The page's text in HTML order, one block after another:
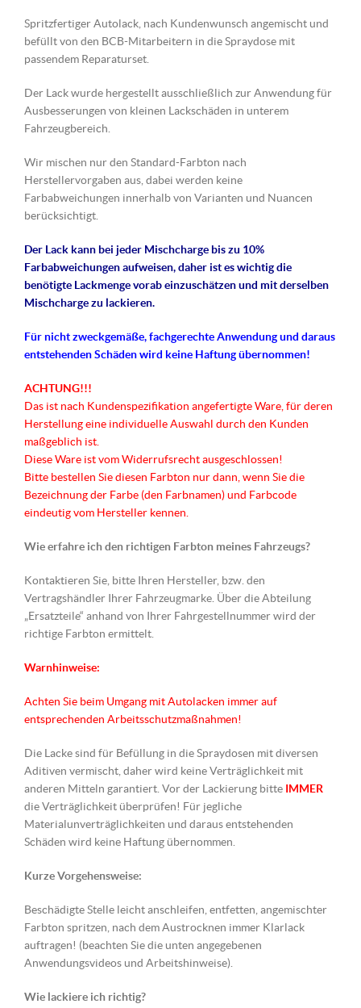
Spritzfertiger Autolack, nach Kundenwunsch angemischt und
befüllt von den BCB-Mitarbeitern in die Spraydose mit
passendem Reparaturset.
Der Lack wurde hergestellt ausschließlich zur Anwendung für
Ausbesserungen von kleinen Lackschäden in unterem
Fahrzeugbereich.
Wir mischen nur den Standard-Farbton nach
Herstellervorgaben aus, dabei werden keine
Farbabweichungen innerhalb von Varianten und Nuancen
berücksichtigt.
Der Lack kann bei jeder Mischcharge bis zu 10%
Farbabweichungen aufweisen, daher ist es wichtig die
benötigte Lackmenge vorab einzuschätzen und mit derselben
Mischcharge zu lackieren.
Für nichtzweckgemäße, fachgerechte Anwendung und daraus
entstehenden Schäden wird keine Haftung übernommen!
ACHTUNG!!!
Das ist nach Kundenspezifikation angefertigte Ware, für deren
Herstellung eine individuelle Auswahl durch den Kunden
maßgeblich ist.
Diese Ware ist vom Widerrufsrecht ausgeschlossen!
Bitte bestellen Sie diesen Farbton nur dann, wenn Sie die
Bezeichnung der Farbe (den Farbnamen) und Farbcode
eindeutig vom Hersteller kennen.
Wie erfahre ich den richtigen Farbton meines Fahrzeugs?
Kontaktieren Sie, bitte Ihren Hersteller, bzw. den
Vertragshändler Ihrer Fahrzeugmarke. Über die Abteilung
„Ersatzteile“ anhand von Ihrer Fahrgestellnummer wird der
richtige Farbton ermittelt.
Warnhinweise:
Achten Sie beim Umgang mit Autolacken immer auf
entsprechenden Arbeitsschutzmaßnahmen!
Die Lacke sind für Befüllung in die Spraydosen mit diversen
Aditiven vermischt, daher wird keine Verträglichkeit mit
anderen Mitteln garantiert. Vor der Lackierung bitte IMMER
die Verträglichkeit überprüfen! Für jegliche
Materialunverträglichkeiten und daraus entstehenden
Schäden wird keine Haftung übernommen.
Kurze Vorgehensweise:
Beschädigte Stelle leicht anschleifen, entfetten, angemischter
Farbton spritzen, nach dem Austrocknen immer Klarlack
auftragen! (beachten Sie die unten angegebenen
Anwendungsvideos und Arbeitshinweise).
Wie lackiere ich richtig?